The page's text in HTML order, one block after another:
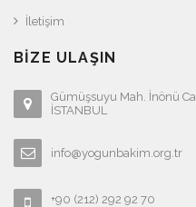
İletişim
BIZE ULAŞIN
Gümüşsuyu Mah. İnönü
İSTANBUL
info@yogunbakim.org.tr
+90 (212) 292 92 70